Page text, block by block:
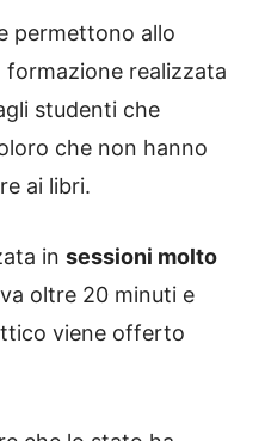
permettono allo
formazione realizzata
studenti che
che non hanno
ai libri.
in sessioni molto
oltre 20 minuti e
viene offerto